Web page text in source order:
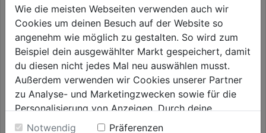
Haft-Polierschwamm 180mm
Winkelpoliermaschine1253349
0.0 (0)
von
12,99€
HSS Fräsmesser 1 Pkg.=2 Stk.
0.0 (0)
18,59€
Wie die meisten Webseiten verwenden auch wir
Cookies um deinen Besuch auf der Website so
angenehm wie möglich zu gestalten. So wird zum
Beispiel dein ausgewählter Markt gespeichert, damit
du diesen nicht jedes Mal neu auswählen musst.
Außerdem verwenden wir Cookies unserer Partner
zu Analyse- und Marketingzwecken sowie für die
Personalisierung von Anzeigen. Durch deine
Einwilligung werden die Daten von Drittanbieter,
Notwendig
Präferenzen